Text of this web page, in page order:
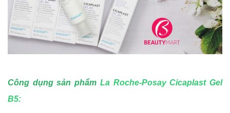
Công dụng sản phẩm La Roche-Posay Cicaplast Gel
B5: